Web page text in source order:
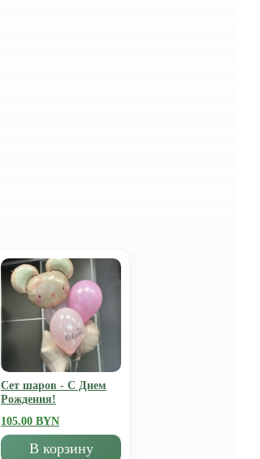
Сет шаров - С Днем
Рождения!
105.00 BYN
В корзину